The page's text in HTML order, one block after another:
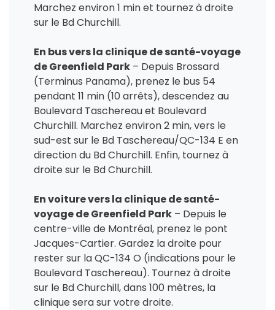
Marchez environ 1 min et tournez à droite
sur le Bd Churchill.
En bus vers la clinique de santé-voyage
de Greenfield Park – Depuis Brossard
(Terminus Panama), prenez le bus 54
pendant 11 min (10 arrêts), descendez au
Boulevard Taschereau et Boulevard
Churchill. Marchez environ 2 min, vers le
sud-est sur le Bd Taschereau/QC-134 E en
direction du Bd Churchill. Enfin, tournez à
droite sur le Bd Churchill.
En voiture vers la clinique de santé-
voyage de Greenfield Park – Depuis le
centre-ville de Montréal, prenez le pont
Jacques-Cartier. Gardez la droite pour
rester sur la QC-134 O (indications pour le
Boulevard Taschereau). Tournez à droite
sur le Bd Churchill, dans 100 mètres, la
clinique sera sur votre droite.